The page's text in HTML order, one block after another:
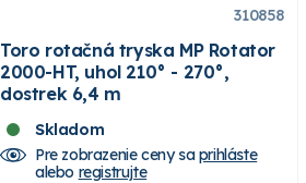
310858
Toro rotačná tryska MP Rotator
2000-HT, uhol 210° - 270°,
dostrek 6,4 m
Skladom
Pre zobrazenie ceny saprihláste
alebo registrujte